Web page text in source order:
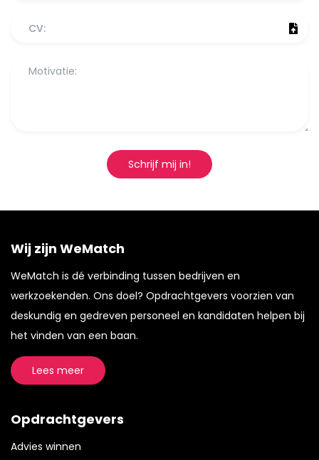
CV:
Schrijf mij in!
Wij zijn WeMatch
WeMatch is dé verbinding tussen bedrijven en
werkzoekenden. Ons doel? Opdrachtgevers voorzien van
deskundig en gedreven personeel en kandidaten helpen bij
het vinden van een baan.
Lees meer
Opdrachtgevers
Advies winnen